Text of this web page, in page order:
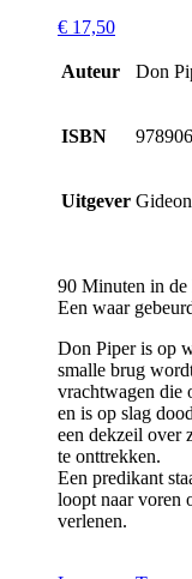
€ 17,50
Auteur Don
ISBN
Uitgever Gideon
90 Minuten in de
Een waar
Don Piper is op
smalle brug
vrachtwagen die
en is op slag
een dekzeil over
te onttrekken.
Een predikant
loopt naar voren
verlenen.